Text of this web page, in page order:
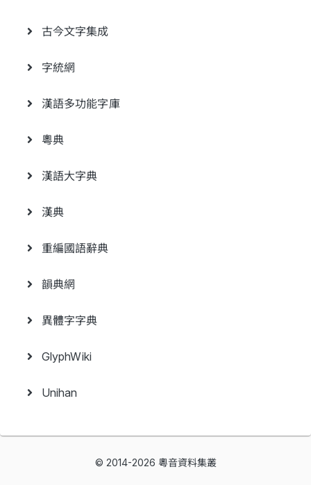
古今文字集成
字統網
漢語多功能字庫
粵典
漢語大字典
漢典
重編國語辭典
韻典網
異體字字典
GlyphWiki
Unihan
© 2014-2026 粵音資料集叢